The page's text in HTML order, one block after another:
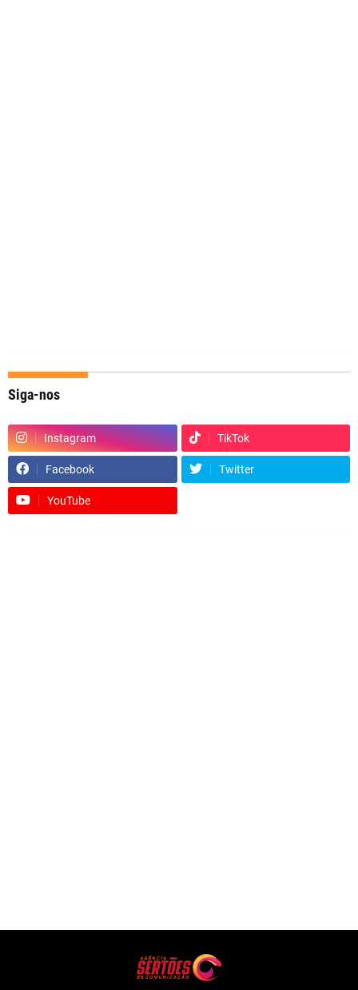
Siga-nos
Instagram TikTok
Facebook Twitter
YouTube